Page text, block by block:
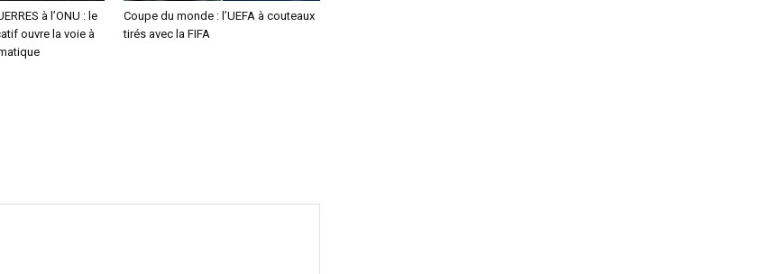
à l’ONU : le
ouvre la voie à
Coupe du monde : l’UEFA à couteaux
tirés avec la FIFA